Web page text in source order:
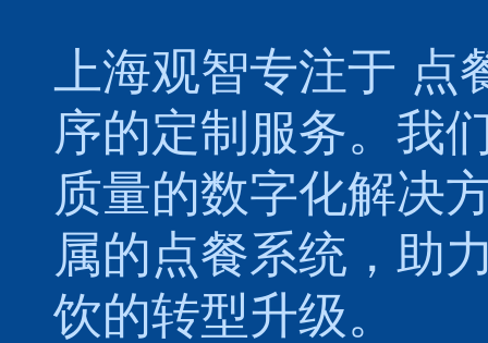
上海观智专注于 点
序的定制服务。我
质量的数字化解决
属的点餐系统 ，助
饮的转型升级。